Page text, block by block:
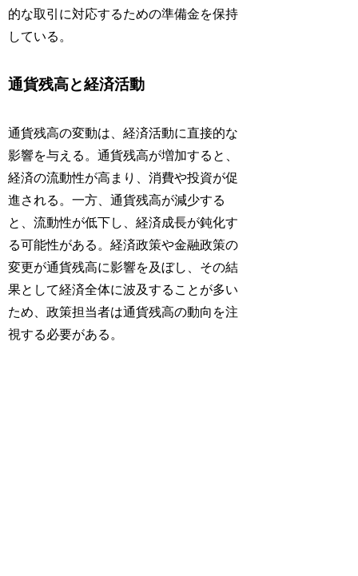
的な取引に対応するための準備金を保持
している。
通貨残高と経済活動
通貨残高の変動は、経済活動に直接的な
影響を与える。通貨残高が増加すると、
経済の流動性が高まり、消費や投資が促
進される。一方、通貨残高が減少する
と、流動性が低下し、経済成長が鈍化す
る可能性がある。経済政策や金融政策の
変更が通貨残高に影響を及ぼし、その結
果として経済全体に波及することが多い
ため、政策担当者は通貨残高の動向を注
視する必要がある。